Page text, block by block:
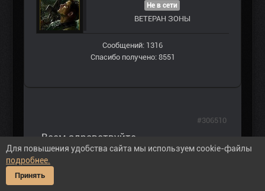
Не в сети
ВЕТЕРАН ЗOНЫ
Сообщений: 1316
Спасибо получено: 8551
Всем здравствуйте.
Рыжу меня было что то похожее,
поломался как раз этот файлик,
Stalker2-Win64-Shipping, пришлось
#306510
Для повышения удобства сайта мы используем cookie-файлы
подробнее.
Принять